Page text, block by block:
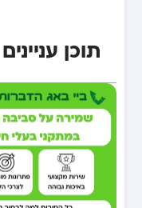
תוכן עניינים